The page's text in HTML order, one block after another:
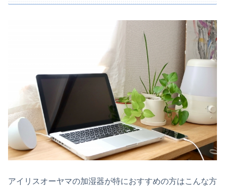
アイリスオーヤマの加湿器が特におすすめの方はこんな方